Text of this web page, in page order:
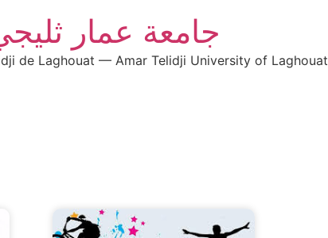
جامعة عمار
de Laghouat — Amar Telidji University of Laghouat